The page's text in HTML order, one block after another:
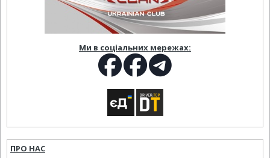
Ми в соціальних мережах:
ПРО НАС